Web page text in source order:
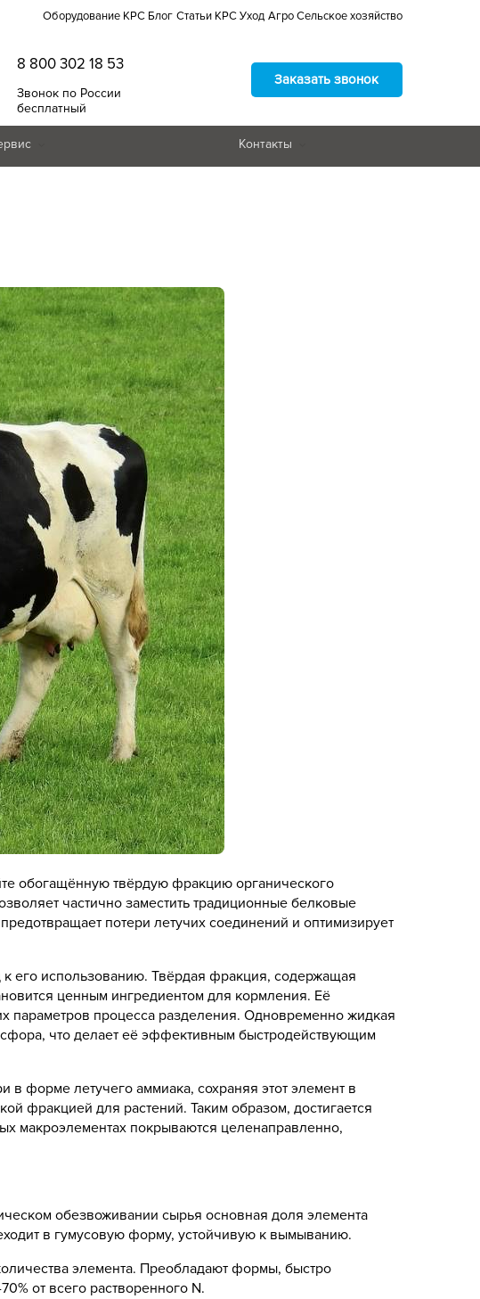
Оборудование КРС Блог Статьи КРС Уход Агро Сельское хозяйство
8 800 302 18 53
Звонок по России
бесплатный
Заказать звонок
Контакты
обогащённую твёрдую фракцию органического
частично заместить традиционные белковые
потери летучих соединений и оптимизирует
его использованию. Твёрдая фракция, содержащая
ценным ингредиентом для кормления. Её
параметров процесса разделения. Одновременно жидкая
что делает её эффективным быстродействующим
в форме летучего аммиака, сохраняя этот элемент в
фракцией для растений. Таким образом, достигается
макроэлементах покрываются целенаправленно,
обезвоживании сырья основная доля элемента
в гумусовую форму, устойчивую к вымыванию.
элемента. Преобладают формы, быстро
от всего растворенного N.